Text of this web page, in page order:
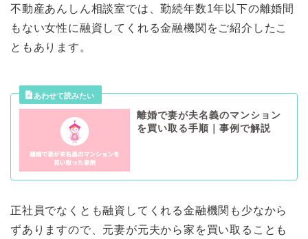
不動産あんしん相談室では、勤続年数1年以下の離婚間
もない女性に融資してくれる金融機関をご紹介したこ
ともあります。
離婚で妻が夫名義のマンション
を買い取る手順｜事例で解説
正社員でなくとも融資してくれる金融機関も少なから
ずありますので、元妻が元夫から家を買い取ることも